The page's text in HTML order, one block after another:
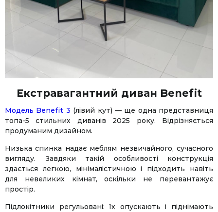
Екстравагантний диван Benefit
Модель Benefit 3 (лівий кут) — ще одна представниця
топа-5 стильних диванів 2025 року. Відрізняється
продуманим дизайном.
Низька спинка надає меблям незвичайного, сучасного
вигляду. Завдяки такій особливості конструкція
здається легкою, мінімалістичною і підходить навіть
для невеликих кімнат, оскільки не перевантажує
простір.
Підлокітники регульовані: їх опускають і піднімають